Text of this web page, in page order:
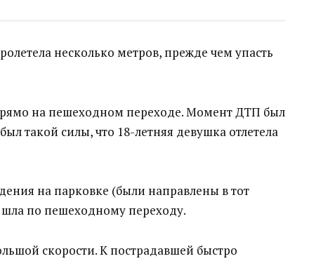
несколько метров, прежде чем упасть
на пешеходном переходе. Момент ДТП был
такой силы, что 18-летняя девушка отлетела
на парковке (были направлены в тот
по пешеходному переходу.
скорости. К пострадавшей быстро